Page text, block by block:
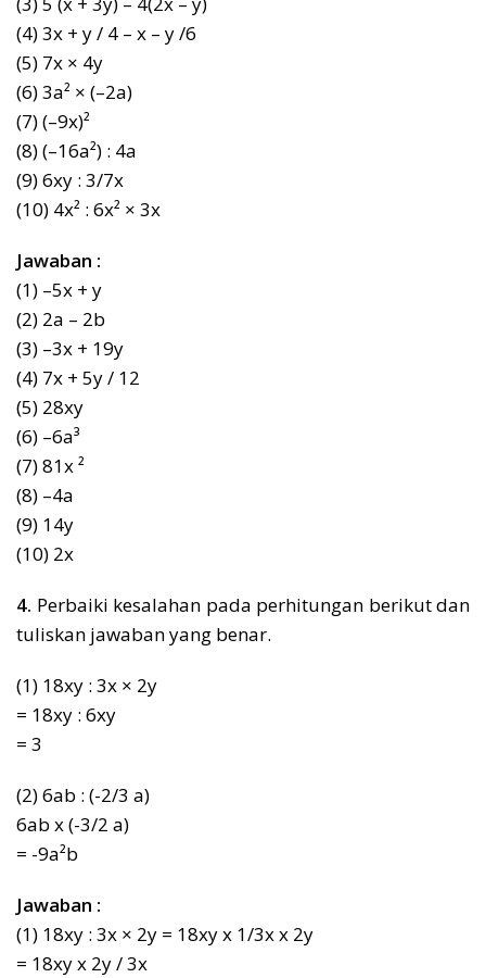
(4) 3x + y / 4 – x – y /6
(5) 7x × 4y
(6) 3a² × (–2a)
(7) (–9x)²
(8) (–16a²) : 4a
(9) 6xy : 3/7x
(10) 4x² : 6x² × 3x
Jawaban :
(1) –5x + y
(2) 2a – 2b
(3) –3x + 19y
(4) 7x + 5y / 12
(5) 28xy
(6) –6a³
(7) 81x ²
(8) –4a
(9) 14y
(10) 2x
4. Perbaiki kesalahan pada perhitungan berikut dan
tuliskan jawaban yang benar.
(1) 18xy : 3x × 2y
= 18xy : 6xy
= 3
(2) 6ab : (-2/3 a)
6ab x (-3/2 a)
= -9a²b
Jawaban :
(1) 18xy : 3x × 2y = 18xy x 1/3x x 2y
= 18xy x 2y / 3x